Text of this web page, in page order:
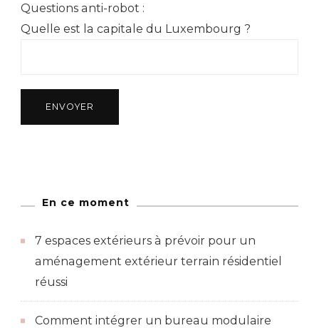
Questions anti-robot :
Quelle est la capitale du Luxembourg ?
En ce moment
7 espaces extérieurs à prévoir pour un
aménagement extérieur terrain résidentiel
réussi
Comment intégrer un bureau modulaire